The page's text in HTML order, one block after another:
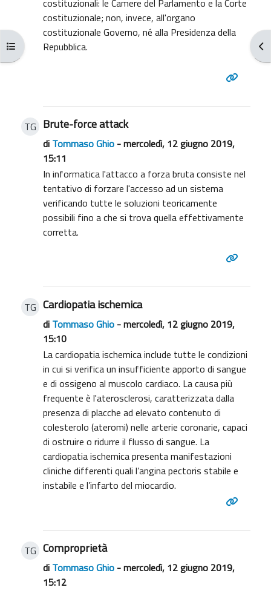
Apri indice del corso
costituzionale; non, invece, all'organo
costituzionale Governo, né alla Presidenza della
Repubblica.
TG Brute-force attack
di Tommaso Ghio- mercoledì, 12 giugno 2019,
15:11
In informatica l'attacco a forza bruta consiste nel
tentativo di forzare l'accesso ad un sistema
verificando tutte le soluzioni teoricamente
possibili fino a che si trova quella effettivamente
corretta.
TG Cardiopatia ischemica
di Tommaso Ghio- mercoledì, 12 giugno 2019,
15:10
La cardiopatia ischemica include tutte le condizioni
in cui si verifica un insufficiente apporto di sangue
e di ossigeno al muscolo cardiaco. La causa più
frequente è l'aterosclerosi, caratterizzata dalla
presenza di placche ad elevato contenuto di
colesterolo (ateromi) nelle arterie coronarie, capaci
di ostruire o ridurre il flusso di sangue. La
cardiopatia ischemica presenta manifestazioni
cliniche differenti quali l’angina pectoris stabile e
instabile e l’infarto del miocardio.
TG Comproprietà
di Tommaso Ghio- mercoledì, 12 giugno 2019,
15:12